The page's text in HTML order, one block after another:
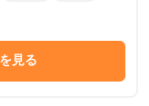
見る